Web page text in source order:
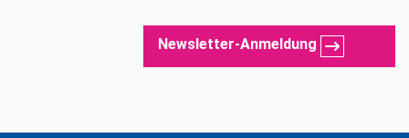
Newsletter-Anmeldung